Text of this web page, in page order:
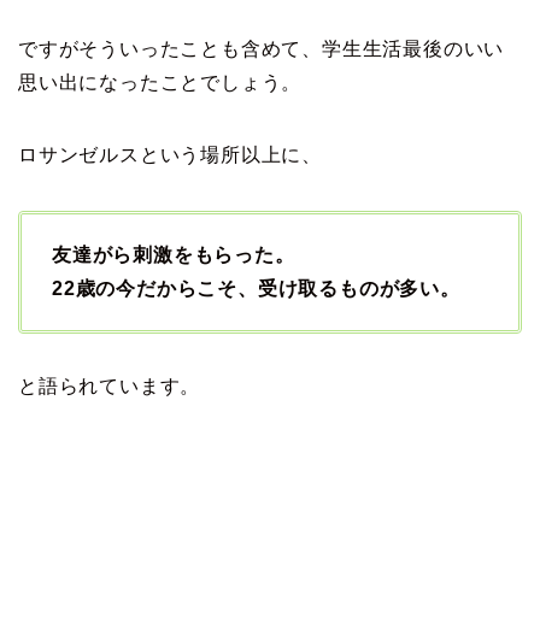
ですがそういったことも含めて、学生生活最後のいい
思い出になったことでしょう。
ロサンゼルスという場所以上に、
友達がら刺激をもらった。
22歳の今だからこそ、受け取るものが多い。
と語られています。